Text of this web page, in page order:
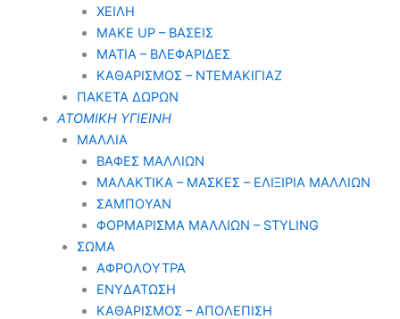
ΧΕΙΛΗ
MAKE UP – ΒΑΣΕΙΣ
ΜΑΤΙΑ – ΒΛΕΦΑΡΙΔΕΣ
ΚΑΘΑΡΙΣΜΟΣ – ΝΤΕΜΑΚΙΓΙΑΖ
ΠΑΚΕΤΑ ΔΩΡΩΝ
ΑΤΟΜΙΚΗ ΥΓΙΕΙΝΗ
ΜΑΛΛΙΑ
ΒΑΦΕΣ ΜΑΛΛΙΩΝ
ΜΑΛΑΚΤΙΚΑ – ΜΑΣΚΕΣ – ΕΛΙΞΙΡΙΑ ΜΑΛΛΙΩΝ
ΣΑΜΠΟΥΑΝ
ΦΟΡΜΑΡΙΣΜΑ ΜΑΛΛΙΩΝ – STYLING
ΣΩΜΑ
ΑΦΡΟΛΟΥΤΡΑ
ΕΝΥΔΑΤΩΣΗ
ΚΑΘΑΡΙΣΜΟΣ – ΑΠΟΛΕΠΙΣΗ